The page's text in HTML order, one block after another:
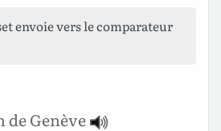
envoie vers le comparateur
Genève